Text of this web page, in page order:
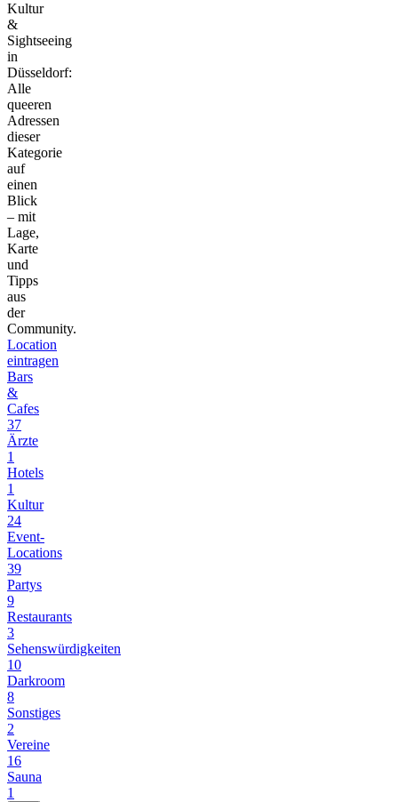
Kultur
&
Sightseeing
in
Düsseldorf:
Alle
queeren
Adressen
dieser
Kategorie
auf
einen
Blick
– mit
Lage,
Karte
und
Tipps
aus
der
Community.
Location
eintragen
Bars
&
Cafes
37
Ärzte
1
Hotels
1
Kultur
24
Event-
Locations
39
Partys
9
Restaurants
3
Sehenswürdigkeiten
10
Darkroom
8
Sonstiges
2
Vereine
16
Sauna
1